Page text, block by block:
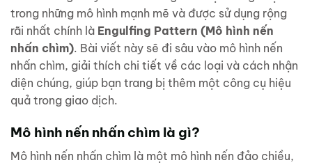
trong những mô hình mạnh mẽ và được sử dụng rộng
rãi nhất chính là Engulfing Pattern (Mô hình nến
nhấn chìm). Bài viết này sẽ đi sâu vào mô hình nến
nhấn chìm, giải thích chi tiết về các loại và cách nhận
diện chúng, giúp bạn trang bị thêm một công cụ hiệu
quả trong giao dịch.
Mô hình nến nhấn chìm là gì?
Mô hình nến nhấn chìm là một mô hình nến đảo chiều,